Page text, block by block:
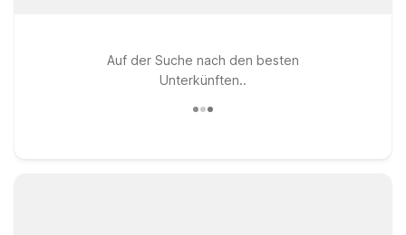
Auf der Suche nach den besten
Unterkünften..